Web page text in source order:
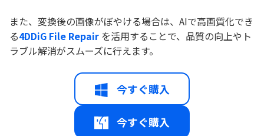
また、変換後の画像がぼやける場合は、AIで高画質化でき
る4DDiG File Repair を活用することで、品質の向上やト
ラブル解消がスムーズに行えます。
今すぐ購入
今すぐ購入